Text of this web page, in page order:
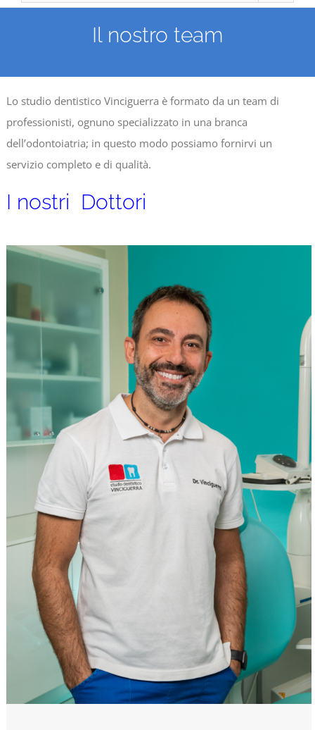
Il nostro team
Lo studio dentistico Vinciguerra è formato da un team di
professionisti, ognuno specializzato in una branca
dell’odontoiatria; in questo modo possiamo fornirvi un
servizio completo e di qualità.
I nostri Dottori